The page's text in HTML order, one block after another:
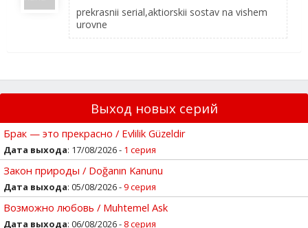
prekrasnii serial,aktiorskii sostav na vishem
urovne
Выход новых серий
Брак — это прекрасно / Evlilik Güzeldir
Дата выхода: 17/08/2026 - 1 серия
Закон природы / Doğanın Kanunu
Дата выхода: 05/08/2026 -9 серия
Возможно любовь / Muhtemel Ask
Дата выхода: 06/08/2026 - 8 серия